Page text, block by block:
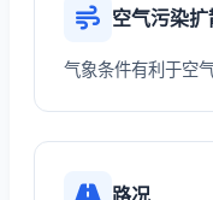
空气污染
气象条件有利于空
路况